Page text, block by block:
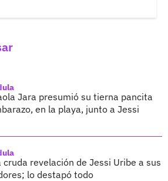
Jara presumió su tierna pancita
en la playa, junto a Jessi
cruda revelación de Jessi Uribe a sus
lo destapó todo